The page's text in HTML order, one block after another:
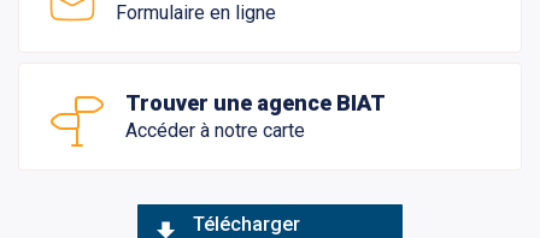
Formulaire en ligne
Trouver une agence BIAT
Accéder à notre carte
Télécharger